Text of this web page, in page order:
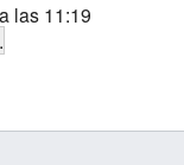
las 11:19
.